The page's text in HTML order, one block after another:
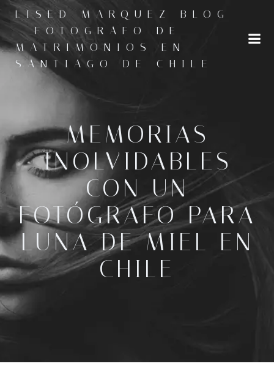
al
contenido
LISED MARQUEZ BLOG
- FOTOGRAFO DE
MATRIMONIOS EN
SANTIAGO DE CHILE
MEMORIAS
INOLVIDABLES
CON UN
FOTÓGRAFO PARA
LUNA DE MIEL EN
CHILE